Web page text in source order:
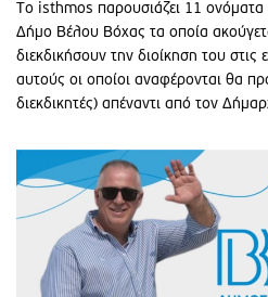
Το isthmos παρουσιάζει 11 ονόματα
Δήμο Βέλου Βόχας τα οποία
διεκδικήσουν την διοίκηση του
αυτούς οι οποίοι αναφέρονται θα
διεκδικητές) απέναντι από τον